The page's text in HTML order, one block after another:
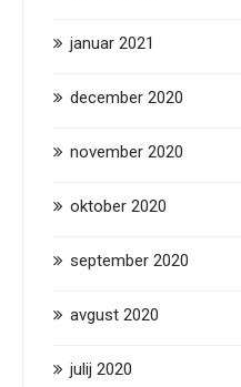
januar 2021
december 2020
november 2020
oktober 2020
september 2020
avgust 2020
julij 2020